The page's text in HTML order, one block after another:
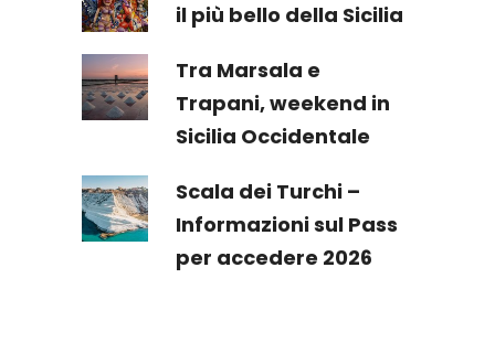
il più bello della Sicilia
Tra Marsala e
Trapani, weekend in
Sicilia Occidentale
Scala dei Turchi –
Informazioni sul Pass
per accedere 2026